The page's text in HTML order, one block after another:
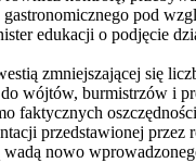
pod
edukacji o podjęcie
zmniejszającej się
wójtów, burmistrzów i
faktycznych
przedstawionej
nowo